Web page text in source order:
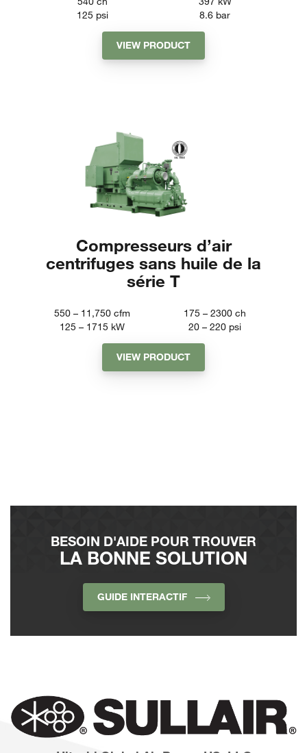
125 psi 8.6 bar
VIEW PRODUCT
Compresseurs d’air
centrifuges sans huile de la
série T
550 – 11,750 cfm 175 – 2300 ch
125 – 1715 kW 20 – 220 psi
VIEW PRODUCT
BESOIN D'AIDE POUR TROUVER
LA BONNE SOLUTION
GUIDE INTERACTIF